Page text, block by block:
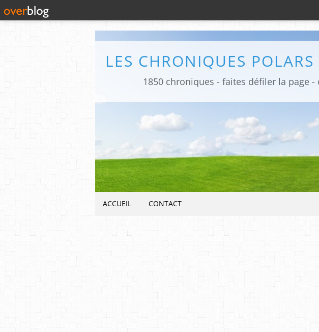
1850 chroniques - faites défiler la page
ACCUEIL CONTACT